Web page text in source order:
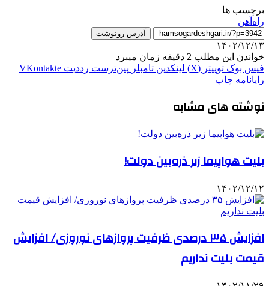
برچسب ها
راه‌آهن
آدرس رونوشت
۱۴۰۲/۱۲/۱۳
خواندن این مطلب 2 دقیقه زمان میبرد
فیس بوک توییتر (X) لینکدین ‫تامبلر ‫پین‌ترست ‫رددیت ‫VKontakte
رایانامه چاپ
نوشته های مشابه
بلیت هواپیما زیر ذره‌بین دولت!
۱۴۰۲/۱۲/۱۲
افزایش ۳۵ درصدی ظرفیت پروازهای نوروزی/ افزایش
قیمت بلیت نداریم